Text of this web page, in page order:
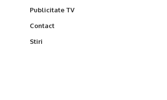
Publicitate TV
Contact
Stiri